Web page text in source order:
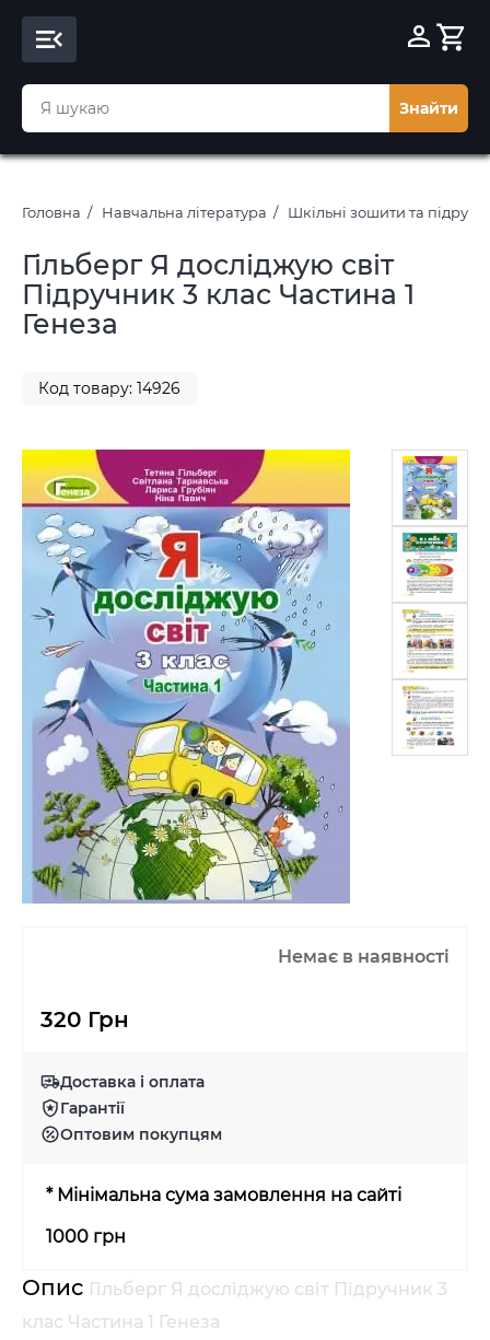
Знайти
Головна Навчальна література Шкільні зошити та
Гільберг Я досліджую світ
Підручник 3 клас Частина 1
Генеза
Код товару: 14926
Немає в наявності
320 Грн
Доставка і оплата
Гарантії
Оптовим покупцям
* Мінімальна сума замовлення на сайті
1000 грн
Опис Гільберг Я досліджую світ Підручник 3
клас Частина 1 Генеза